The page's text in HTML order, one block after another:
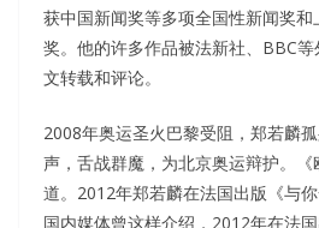
获中国新闻奖等多项全国性新闻奖
奖。他的许多作品被法新社、BBC
文转载和评论。
2008年奥运圣火巴黎受阻，郑若麟
声，舌战群魔，为北京奥运辩护。
道。2012年郑若麟在法国出版《与你
国内媒体曾这样介绍，2012年在法